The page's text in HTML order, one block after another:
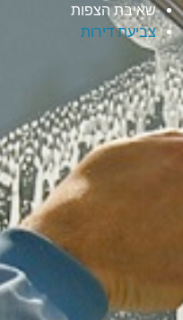
שאיבת הצפות
צביעת דירות